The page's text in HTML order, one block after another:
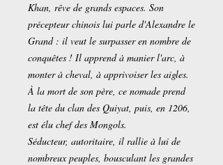
Khan, rêve de grands espaces. Son
précepteur chinois lui parle d'Alexandre le
Grand : il veut le surpasser en nombre de
conquêtes ! Il apprend à manier l'arc, à
monter à cheval, à apprivoiser les aigles.
À la mort de son père, ce nomade prend
la tête du clan des Quiyat, puis, en 1206,
est élu chef des Mongols.
Séducteur, autoritaire, il rallie à lui de
nombreux peuples, bousculant les grandes